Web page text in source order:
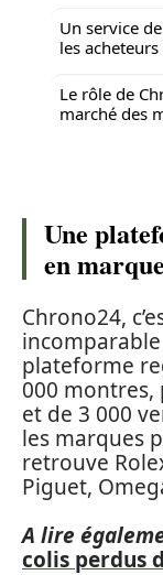
Un service
les
Le rôle de
marché des
Une
en
Chrono24,
plateforme
000 montres,
et de 3 000
les marques
retrouve
Piguet,
A lire
colis perdus